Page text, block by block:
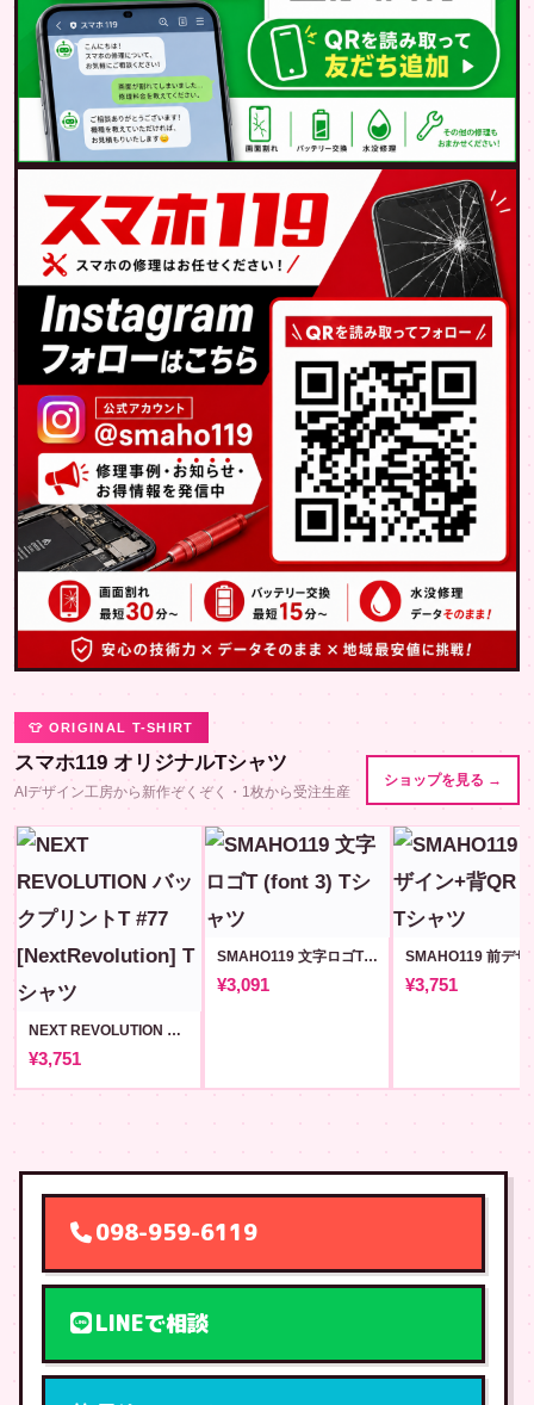
👕 ORIGINAL T-SHIRT
スマホ119 オリジナルTシャツ
AIデザイン工房から新作ぞくぞく・1枚から受注生産
ショップを見る →
NEXT REVOLUTION バックプリントT #77 [NextRevolution]
¥3,751
SMAHO119 文字ロゴT (font 3)
¥3,091 ¥3,751
098-959-6119
LINEで相談